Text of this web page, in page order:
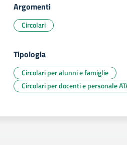
Argomenti
Circolari
Tipologia
Circolari per alunni e famiglie
Circolari per docenti e personale